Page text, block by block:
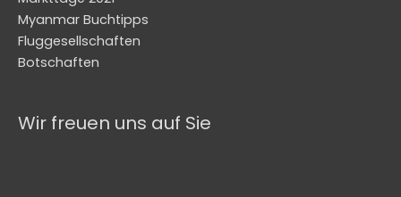
Myanmar Buchtipps
Fluggesellschaften
Botschaften
Wir freuen uns auf Sie